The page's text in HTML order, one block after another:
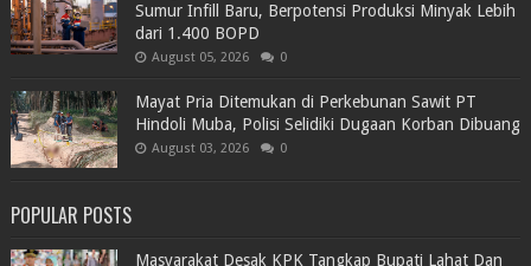
Sumur Infill Baru, Berpotensi Produksi Minyak Lebih
dari 1.400 BOPD
August 05, 2026 0
Mayat Pria Ditemukan di Perkebunan Sawit PT
Hindoli Muba, Polisi Selidiki Dugaan Korban Dibuang
August 03, 2026 0
POPULAR POSTS
Masyarakat Desak KPK Tangkap Bupati Lahat Dan